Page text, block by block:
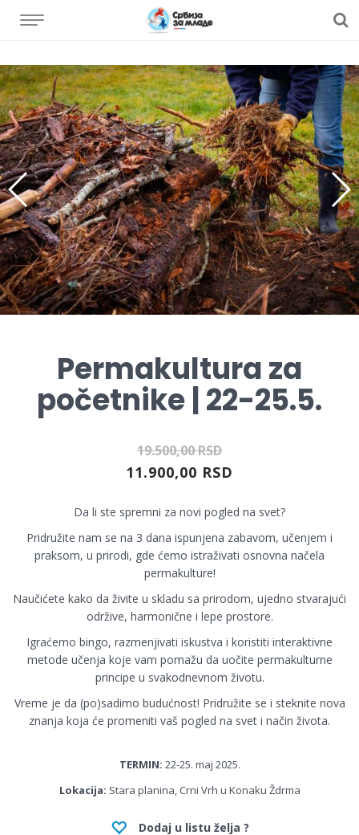
Permakultura za
početnike | 22-25.5.
19.500,00 RSD
11.900,00 RSD
Da li ste spremni za novi pogled na svet?
Pridružite nam se na 3 dana ispunjena zabavom, učenjem i
praksom, u prirodi, gde ćemo istraživati osnovna načela
permakulture!
Naučićete kako da živite u skladu sa prirodom, ujedno stvarajući
održive, harmonične i lepe prostore.
Igraćemo bingo, razmenjivati iskustva i koristiti interaktivne
metode učenja koje vam pomažu da uočite permakulturne
principe u svakodnevnom životu.
Vreme je da (po)sadimo budućnost! Pridružite se i steknite nova
znanja koja će promeniti vaš pogled na svet i način života.
TERMIN: 22-25. maj 2025.
Lokacija: Stara planina, Crni Vrh u Konaku Ždrma
Dodaj u listu želja ?